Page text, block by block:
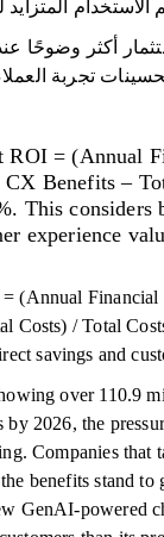
الاستخدام
أكثر وضوحًا عند
تجربة
ROI = (Annual
Benefits –
This considers
experience
= (Annual
Costs) / Total
savings and
over 110.9
by 2026, the
Companies that
benefits stand to
GenAI-powered